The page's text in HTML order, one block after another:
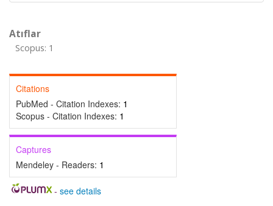
Atıflar
Scopus: 1
Citations
PubMed - Citation Indexes: 1
Scopus - Citation Indexes: 1
Captures
Mendeley - Readers: 1
- see details